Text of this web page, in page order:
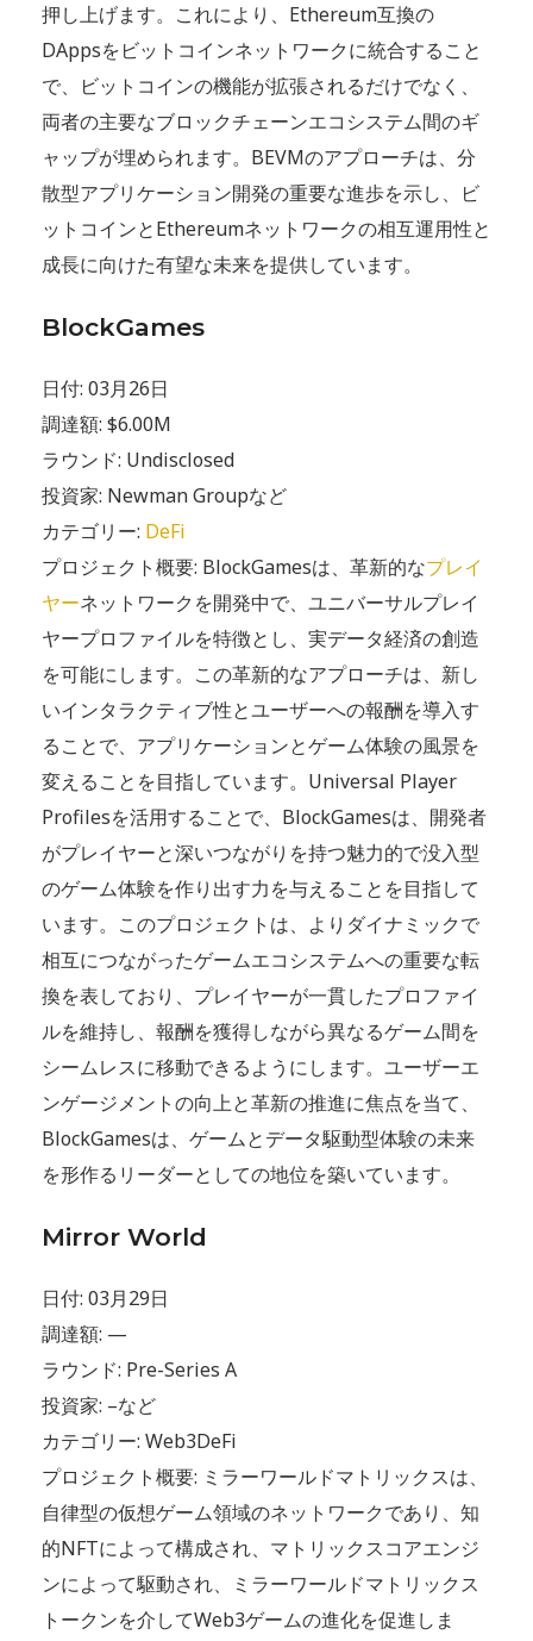
押し上げます。これにより、Ethereum互換の
DAppsをビットコインネットワークに統合すること
で、ビットコインの機能が拡張されるだけでなく、
両者の主要なブロックチェーンエコシステム間のギ
ャップが埋められます。BEVMのアプローチは、分
散型アプリケーション開発の重要な進歩を示し、ビ
ットコインとEthereumネットワークの相互運用性と
成長に向けた有望な未来を提供しています。
BlockGames
日付: 03月26日
調達額: $6.00M
ラウンド: Undisclosed
投資家: Newman Groupなど
カテゴリー: DeFi
プロジェクト概要: BlockGamesは、革新的なプレイ
ヤーネットワークを開発中で、ユニバーサルプレイ
ヤープロファイルを特徴とし、実データ経済の創造
を可能にします。この革新的なアプローチは、新し
いインタラクティブ性とユーザーへの報酬を導入す
ることで、アプリケーションとゲーム体験の風景を
変えることを目指しています。Universal Player
Profilesを活用することで、BlockGamesは、開発者
がプレイヤーと深いつながりを持つ魅力的で没入型
のゲーム体験を作り出す力を与えることを目指して
います。このプロジェクトは、よりダイナミックで
相互につながったゲームエコシステムへの重要な転
換を表しており、プレイヤーが一貫したプロファイ
ルを維持し、報酬を獲得しながら異なるゲーム間を
シームレスに移動できるようにします。ユーザーエ
ンゲージメントの向上と革新の推進に焦点を当て、
BlockGamesは、ゲームとデータ駆動型体験の未来
を形作るリーダーとしての地位を築いています。
Mirror World
日付: 03月29日
調達額: —
ラウンド: Pre-Series A
投資家: –など
カテゴリー: Web3DeFi
プロジェクト概要: ミラーワールドマトリックスは、
自律型の仮想ゲーム領域のネットワークであり、知
的NFTによって構成され、マトリックスコアエンジ
ンによって駆動され、ミラーワールドマトリックス
トークンを介してWeb3ゲームの進化を促進しま